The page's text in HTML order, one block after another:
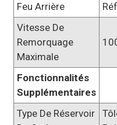
Feu Arrière
Vitesse De
Remorquage
Maximale
Fonctionnalités
Supplémentaires
Type De Réservoir